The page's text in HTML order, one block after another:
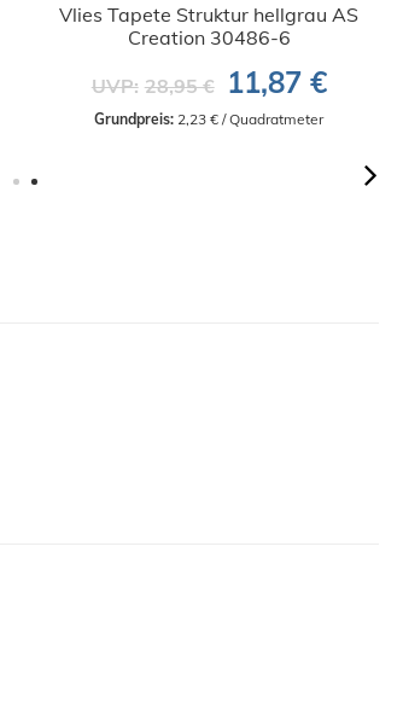
Vlies Tapete Struktur hellgrau AS
Creation 30486-6
UVP: 28,95 € 11,87 €
Grundpreis: 2,23 € / Quadratmeter